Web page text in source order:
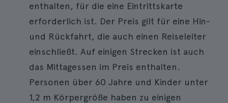
enthalten, für die eine Eintrittskarte
erforderlich ist. Der Preis gilt für eine Hin-
und Rückfahrt, die auch einen Reiseleiter
einschließt. Auf einigen Strecken ist auch
das Mittagessen im Preis enthalten.
Personen über 60 Jahre und Kinder unter
1,2 m Körpergröße haben zu einigen